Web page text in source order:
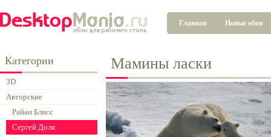
Главная Новые обои
Категории
3D
Авторские
Райан Блисс
Сергей Доля
Мамины ласки